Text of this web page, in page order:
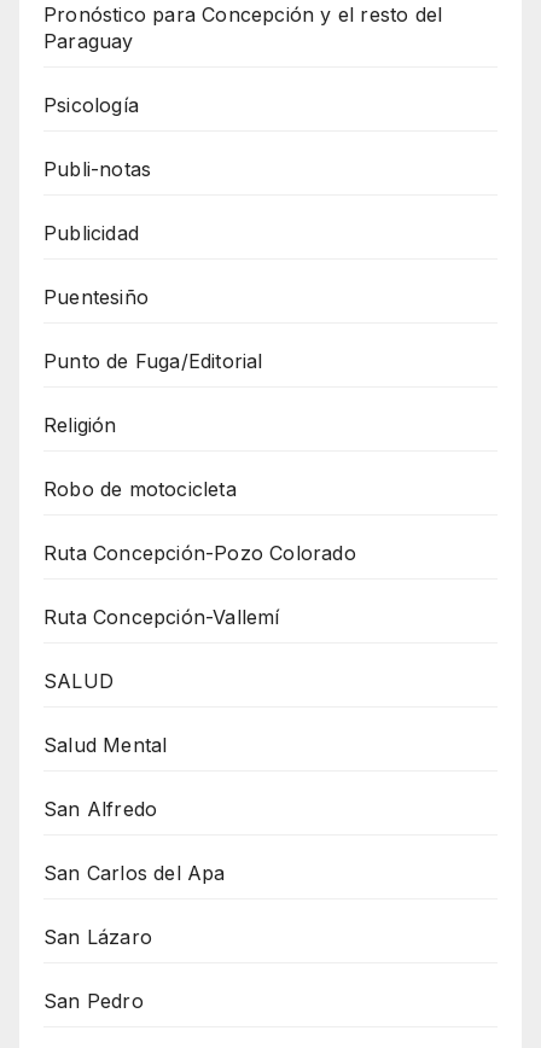
Pronóstico para Concepción y el resto del
Paraguay
Psicología
Publi-notas
Publicidad
Puentesiño
Punto de Fuga/Editorial
Religión
Robo de motocicleta
Ruta Concepción-Pozo Colorado
Ruta Concepción-Vallemí
SALUD
Salud Mental
San Alfredo
San Carlos del Apa
San Lázaro
San Pedro